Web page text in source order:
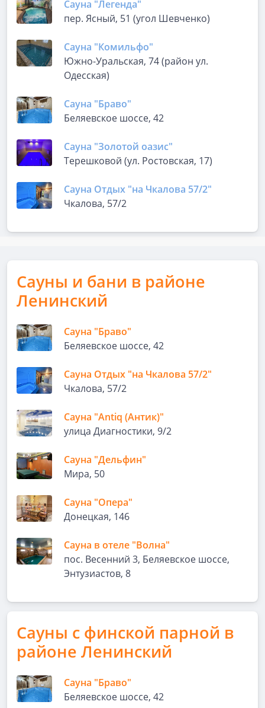
Сауна "Легенда"
пер. Ясный, 51 (угол Шевченко)
Сауна "Комильфо"
Южно-Уральская, 74 (район ул.
Одесская)
Сауна "Браво"
Беляевское шоссе, 42
Сауна "Золотой оазис"
Терешковой (ул. Ростовская, 17)
Сауна Отдых "на Чкалова 57/2"
Чкалова, 57/2
Сауны и бани в районе
Ленинский
Сауна "Браво"
Беляевское шоссе, 42
Сауна Отдых "на Чкалова 57/2"
Чкалова, 57/2
Сауна "Antiq (Антик)"
улица Диагностики, 9/2
Сауна "Дельфин"
Мира, 50
Сауна "Опера"
Донецкая, 146
Сауна в отеле "Волна"
пос. Весенний 3, Беляевское шоссе,
Энтузиастов, 8
Сауны с финской парной в
районе Ленинский
Сауна "Браво"
Беляевское шоссе, 42